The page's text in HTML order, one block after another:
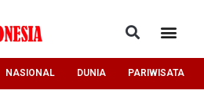
NASIONAL DUNIA PARIWISATA